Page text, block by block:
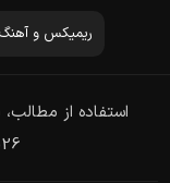
ریمیکس و آهنگ